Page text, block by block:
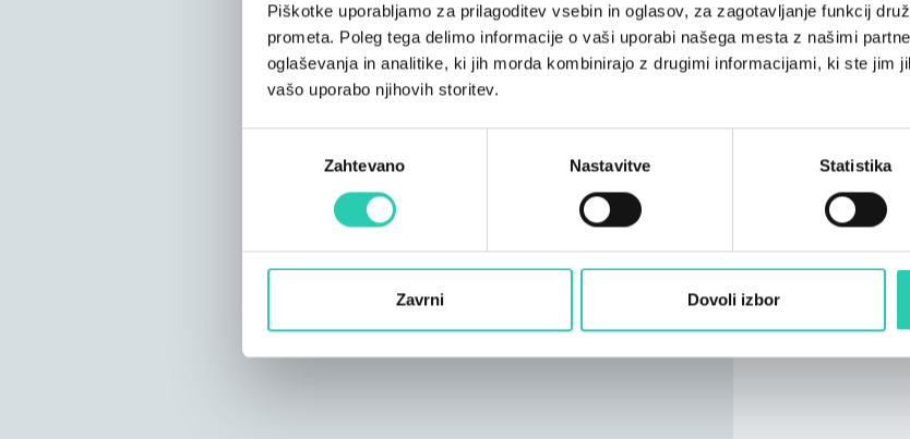
Piškotke uporabljamo za prilagoditev vsebin in oglasov, za zagotavljanje funkcij
prometa. Poleg tega delimo informacije o vaši uporabi našega mesta z našimi
oglaševanja in analitike, ki jih morda kombinirajo z drugimi informacijami, ki ste jim
vašo uporabo njihovih storitev.
Zahtevano Nastavitve Statistika
Zavrni Dovoli izbor